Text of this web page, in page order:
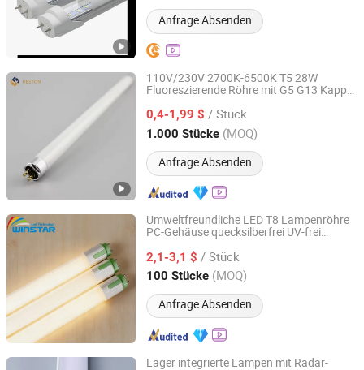
Anfrage Absenden
110V/230V 2700K-6500K T5 28W
Fluoreszierende Röhre mit G5 G13 Kappe
0,4-1,99 $ / Stück
1.000 Stücke (MOQ)
Anfrage Absenden
Heston (Beijing) Technology Co., Ltd.
Beijing, China Seit 2024
Umweltfreundliche LED T8 Lampenröhre
PC-Gehäuse quecksilberfrei UV-frei
Bürogebäuderenovierung hohe
Lichtausbeute
2,1-3,1 $ / Stück
100 Stücke (MOQ)
Anfrage Absenden
DONGGUAN WINSTAR POWER TECHNOLOGY LIMITED
Guangdong, China Seit 2019
Lager integrierte Lampen mit Radar-